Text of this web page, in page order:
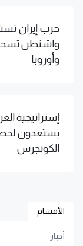
حرب إيران
واشنطن
وأوروبا
إستراتيجية
يستعدون
الكونجرس
الأقسام
أخبار